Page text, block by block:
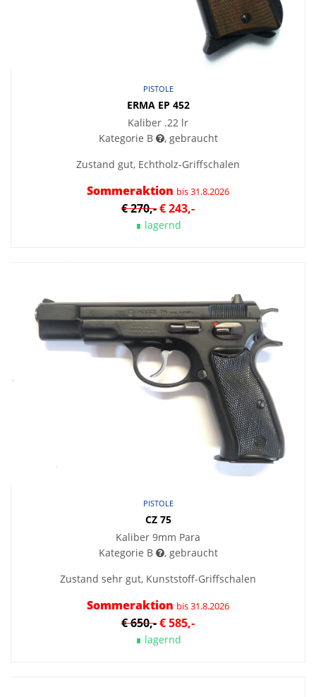
PISTOLE
ERMA EP 452
Kaliber .22 lr
Kategorie B
, gebraucht
Zustand gut, Echtholz-Griffschalen
Sommeraktion bis 31.8.2026
€ 270,-€ 243,-
∎ lagernd
PISTOLE
CZ 75
Kaliber 9mm Para
Kategorie B
, gebraucht
Zustand sehr gut, Kunststoff-Griffschalen
Sommeraktion bis 31.8.2026
€ 650,-€ 585,-
∎ lagernd